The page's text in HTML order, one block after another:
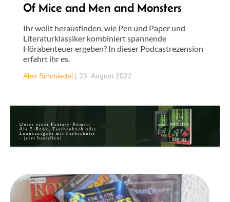
Of Mice and Men and Monsters
Ihr wollt herausfinden, wie Pen und Paper und
Literaturklassiker kombiniert spannende
Hörabenteuer ergeben? In dieser Podcastrezension
erfahrt ihr es.
Alex Schmiedel | 23. August 2022